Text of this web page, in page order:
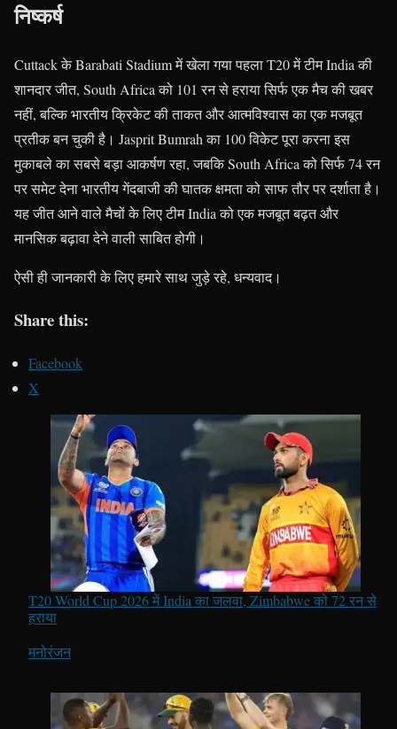
निष्कर्ष
Cuttack के Barabati Stadium में खेला गया पहला T20 में टीम India की
शानदार जीत, South Africa को 101 रन से हराया सिर्फ एक मैच की खबर
नहीं, बल्कि भारतीय क्रिकेट की ताकत और आत्मविश्वास का एक मजबूत
प्रतीक बन चुकी है। Jasprit Bumrah का 100 विकेट पूरा करना इस
मुकाबले का सबसे बड़ा आकर्षण रहा, जबकि South Africa को सिर्फ 74 रन
पर समेट देना भारतीय गेंदबाजी की घातक क्षमता को साफ तौर पर दर्शाता है।
यह जीत आने वाले मैचों के लिए टीम India को एक मजबूत बढ़त और
मानसिक बढ़ावा देने वाली साबित होगी।
ऐसी ही जानकारी के लिए हमारे साथ जुड़े रहे, धन्यवाद।
Share this:
Facebook
X
T20 World Cup 2026 में India का जलवा, Zimbabwe को 72 रन से
हराया
In relation to
मनोरंजन